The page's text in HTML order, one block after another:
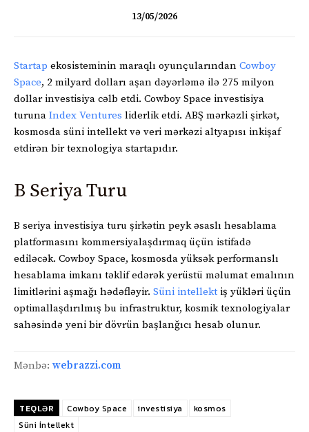
13/05/2026
Startap ekosisteminin maraqlı oyunçularından Cowboy
Space, 2 milyard dolları aşan dəyərləmə ilə 275 milyon
dollar investisiya cəlb etdi. Cowboy Space investisiya
turuna Index Ventures liderlik etdi. ABŞ mərkəzli şirkət,
kosmosda süni intellekt və veri mərkəzi altyapısı inkişaf
etdirən bir texnologiya startapıdır.
B Seriya Turu
B seriya investisiya turu şirkətin peyk əsaslı hesablama
platformasını kommersiyalaşdırmaq üçün istifadə
ediləcək. Cowboy Space, kosmosda yüksək performanslı
hesablama imkanı təklif edərək yerüstü məlumat emalının
limitlərini aşmağı hədəfləyir. Süni intellekt iş yükləri üçün
optimallaşdırılmış bu infrastruktur, kosmik texnologiyalar
sahəsində yeni bir dövrün başlanğıcı hesab olunur.
Mənbə: webrazzi.com
TEQLƏR Cowboy Space investisiya
kosmos
Süni İntellekt